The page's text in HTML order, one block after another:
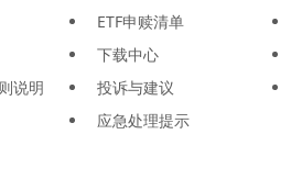
说明
ETF申赎清单
下载中心
投诉与建议
应急处理提示